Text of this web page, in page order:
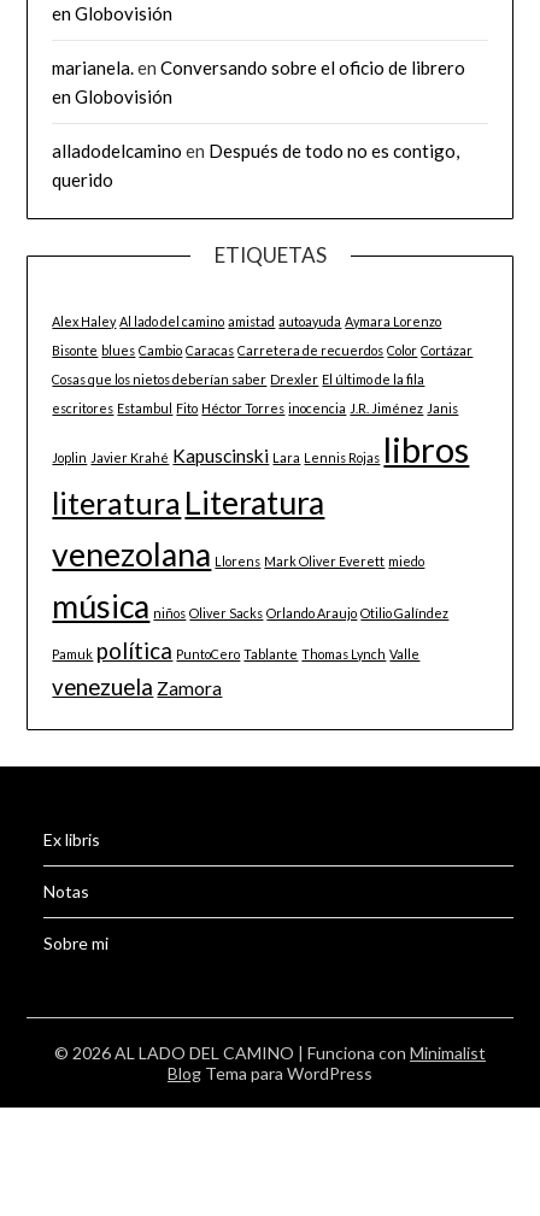
en Globovisión
marianela.enConversando sobre el oficio de librero
en Globovisión
alladodelcamino en Después de todo no es contigo,
querido
ETIQUETAS
Alex Haley Al lado del camino amistad autoayuda Aymara Lorenzo
Bisonte blues Cambio Caracas Carretera de recuerdos Color Cortázar
Cosas que los nietos deberían saber Drexler El último de la fila
escritores Estambul Fito Héctor Torres inocencia J.R. Jiménez Janis
Joplin Javier Krahé Kapuscinski Lara Lennis Rojas libros
literatura Literatura
venezolana Llorens Mark Oliver Everett miedo
música niños Oliver Sacks Orlando Araujo Otilio Galíndez
Pamuk política PuntoCero Tablante Thomas Lynch Valle
venezuela Zamora
Ex libris
Notas
Sobre mi
© 2026 AL LADO DEL CAMINO | Funciona con Minimalist
Blog Tema para WordPress